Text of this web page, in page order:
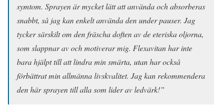
symtom. Sprayen är mycket lätt att använda och absorberas
snabbt, så jag kan enkelt använda den under pauser. Jag
tycker särskilt om den fräscha doften av de eteriska oljorna,
som slappnar av och motiverar mig. Flexavitan har inte
bara hjälpt till att lindra min smärta, utan har också
förbättrat min allmänna livskvalitet. Jag kan rekommendera
den här sprayen till alla som lider av ledvärk!”